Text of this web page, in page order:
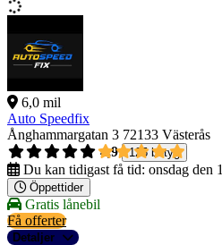
6,0 mil
Auto Speedfix
Ånghammargatan 3 72133 Västerås
4,9
125 betyg
Du kan tidigast få tid: onsdag den
Öppettider
Gratis lånebil
Få offerter
Detaljer